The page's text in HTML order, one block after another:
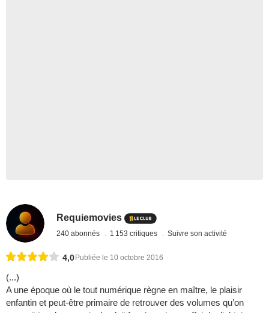
Requiemovies
240 abonnés 1 153 critiques Suivre son activité
4,0 Publiée le 10 octobre 2016
(...)
A une époque où le tout numérique règne en maître, le plaisir
enfantin et peut-être primaire de retrouver des volumes qu’on